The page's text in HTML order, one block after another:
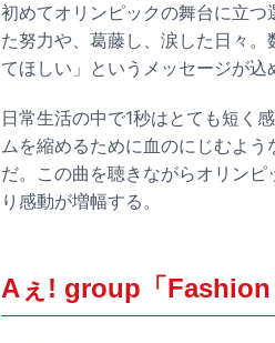
初めてオリンピックの舞台に立
た努力や、葛藤し、涙した日々
てほしい」というメッセージが込
日常生活の中で1秒はとても短く
ムを縮めるために血のにじむよ
だ。この曲を聴きながらオリン
り感動が増幅する。
Aぇ! group「